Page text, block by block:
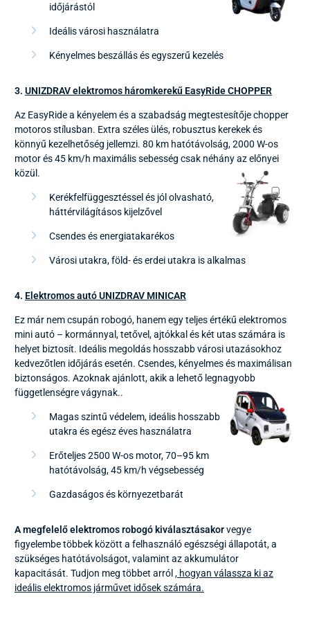
időjárástól
Ideális városi használatra
Kényelmes beszállás és egyszerű kezelés
3. UNIZDRAV elektromos háromkerekű EasyRide CHOPPER
Az EasyRide a kényelem és a szabadság megtestesítője chopper
motoros stílusban. Extra széles ülés, robusztus kerekek és
könnyű kezelhetőség jellemzi. 80 km hatótávolság, 2000 W-os
motor és 45 km/h maximális sebesség csak néhány az előnyei
közül.
Kerékfelfüggesztéssel és jól olvasható,
háttérvilágításos kijelzővel
Csendes és energiatakarékos
Városi utakra, föld- és erdei utakra is alkalmas
4. Elektromos autó UNIZDRAV MINICAR
Ez már nem csupán robogó, hanem egy teljes értékű elektromos
mini autó – kormánnyal, tetővel, ajtókkal és két utas számára is
helyet biztosít. Ideális megoldás hosszabb városi utazásokhoz
kedvezőtlen időjárás esetén. Csendes, kényelmes és maximálisan
biztonságos. Azoknak ajánlott, akik a lehető legnagyobb
függetlenségre vágynak..
Magas szintű védelem, ideális hosszabb
utakra és egész éves használatra
Erőteljes 2500 W-os motor, 70–95 km
hatótávolság, 45 km/h végsebesség
Gazdaságos és környezetbarát
A megfelelő elektromos robogó kiválasztásakorvegye
figyelembe többek között a felhasználó egészségi állapotát, a
szükséges hatótávolságot, valamint az akkumulátor
kapacitását. Tudjon meg többet arról , hogyan válassza ki az
ideális elektromos járművet idősek számára.